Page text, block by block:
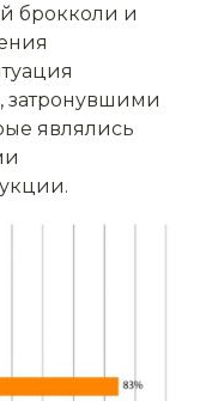
брокколи и
затронувшими
являлись